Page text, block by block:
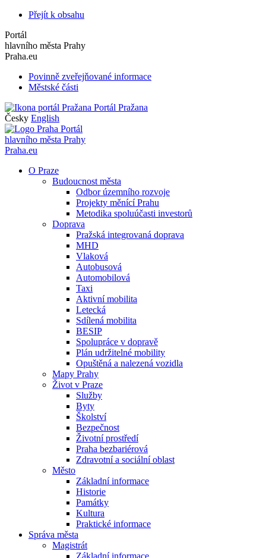
Přejít k obsahu
Portál
hlavního města Prahy
Praha.eu
Povinně zveřejňované informace
Městské části
Portál Pražana
Česky English
Portál
hlavního města Prahy
Praha.eu
O Praze
Budoucnost města
Odbor územního rozvoje
Projekty měnící Prahu
Metodika spoluúčasti investorů
Doprava
Pražská integrovaná doprava
MHD
Vlaková
Autobusová
Automobilová
Taxi
Aktivní mobilita
Letecká
Sdílená mobilita
BESIP
Spolupráce v dopravě
Plán udržitelné mobility
Opuštěná a nalezená vozidla
Mapy Prahy
Život v Praze
Služby
Byty
Školství
Bezpečnost
Životní prostředí
Praha bezbariérová
Zdravotní a sociální oblast
Město
Základní informace
Historie
Památky
Kultura
Praktické informace
Správa města
Magistrát
Základní informace